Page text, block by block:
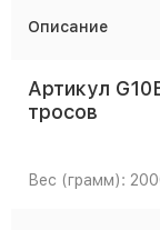
Описание
Артикул
тросов
Вес (грамм):